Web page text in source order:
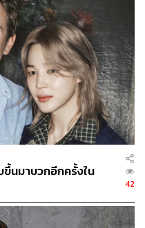
นมาบวกอีกครั้งใน
42